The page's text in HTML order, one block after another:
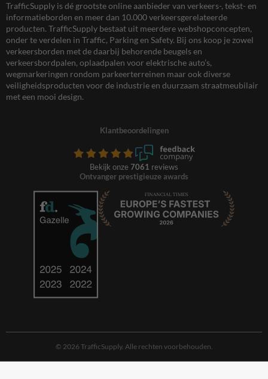
TrafficSupply is dé grootste online aanbieder van verkeers-, tekst- en
informatieborden en meer dan 10.000 verkeersgerelateerde
producten. TrafficSupply bestaat uit meerdere webshopconcepten,
onder te verdelen in Traffic, Parking en Safety. Bij ons koop je zowel
verkeersborden met de daarbij behorende beugels en
verkeersbordpalen, oplaadpalen voor elektrische auto’s,
wegmarkeringen rondom parkeerterreinen maar ook diverse
veiligheidsproducten voor de industrie en duurzaam straatmeubilair
met een mooi design.
Klantbeoordelingen
Bekijk onze 7061 reviews
Ontvanger prestigieuze awards
© 2026 TrafficSupply. Alle rechten voorbehouden.